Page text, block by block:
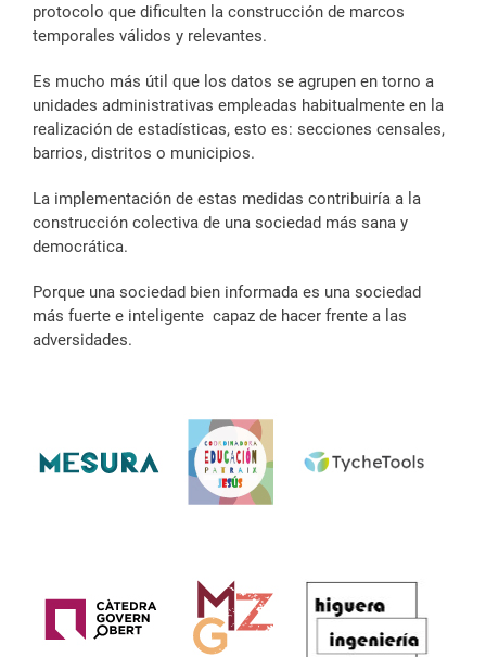
protocolo que dificulten la construcción de marcos
temporales válidos y relevantes.
Es mucho más útil que los datos se agrupen en torno a
unidades administrativas empleadas habitualmente en la
realización de estadísticas, esto es: secciones censales,
barrios, distritos o municipios.
La implementación de estas medidas contribuiría a la
construcción colectiva de una sociedad más sana y
democrática.
Porque una sociedad bien informada es una sociedad
más fuerte e inteligente capaz de hacer frente a las
adversidades.